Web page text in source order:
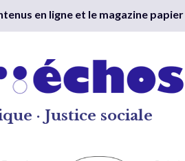
en ligne et le magazine papier
· Justice sociale